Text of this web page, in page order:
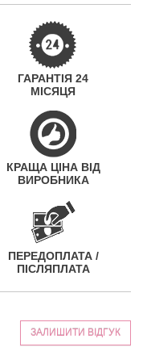
ГАРАНТІЯ 24
МІСЯЦЯ
КРАЩА ЦІНА ВІД
ВИРОБНИКА
ПЕРЕДОПЛАТА /
ПІСЛЯПЛАТА
ЗАЛИШИТИ ВІДГУК